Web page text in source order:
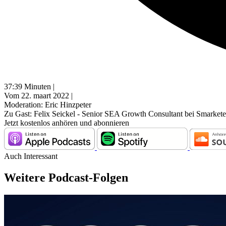
37:39 Minuten |
Vom 22. maart 2022 |
Moderation: Eric Hinzpeter
Zu Gast: Felix Seickel - Senior SEA Growth Consultant bei
Jetzt kostenlos anhören und abonnieren
Auch Interessant
Weitere Podcast-Folgen